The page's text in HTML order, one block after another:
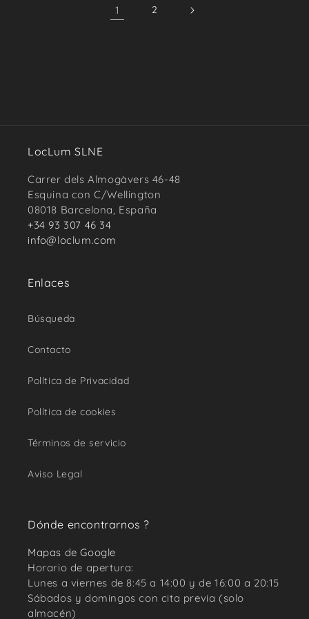
1 2
LocLum SLNE
Carrer dels Almogàvers 46-48
Esquina con C/Wellington
08018 Barcelona, España
+34 93 307 46 34
info@loclum.com
Enlaces
Búsqueda
Contacto
Política de Privacidad
Política de cookies
Términos de servicio
Aviso Legal
Dónde encontrarnos ?
Mapas de Google
Horario de apertura:
Lunes a viernes de 8:45 a 14:00 y de 16:00 a 20:15
Sábados y domingos con cita previa (solo
almacén)